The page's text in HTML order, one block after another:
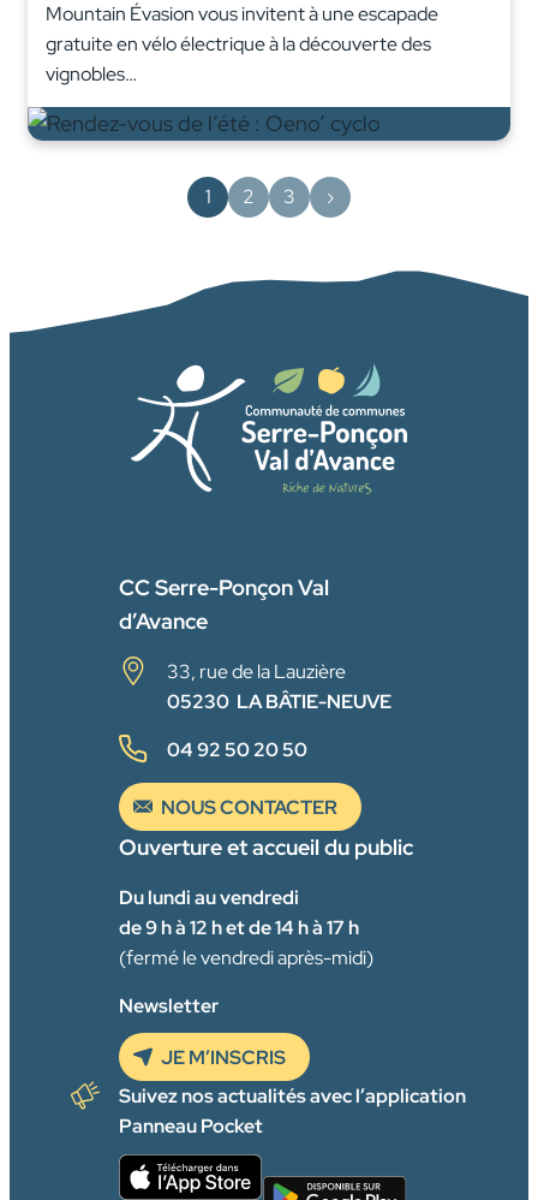
Mountain Évasion vous invitent à une escapade
gratuite en vélo électrique à la découverte des
vignobles…
1 2 3 ›
CC Serre-Ponçon Val
d’Avance
33, rue de la Lauzière
05230 LA BÂTIE-NEUVE
04 92 50 20 50
NOUS CONTACTER
Ouverture et accueil du public
Du lundi au vendredi
de 9 h à 12 h et de 14 h à 17 h
(fermé le vendredi après-midi)
Newsletter
JE M’INSCRIS
Suivez nos actualités avec l’application
Panneau Pocket